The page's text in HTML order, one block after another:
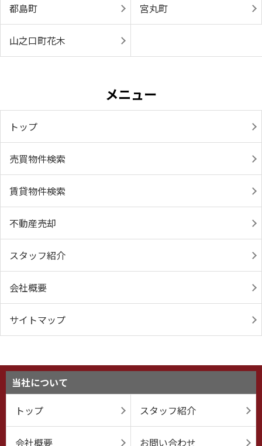
都島町 宮丸町
山之口町花木
メニュー
トップ
売買物件検索
賃貸物件検索
不動産売却
スタッフ紹介
会社概要
サイトマップ
当社について
トップ
スタッフ紹介
会社概要 お問い合わせ